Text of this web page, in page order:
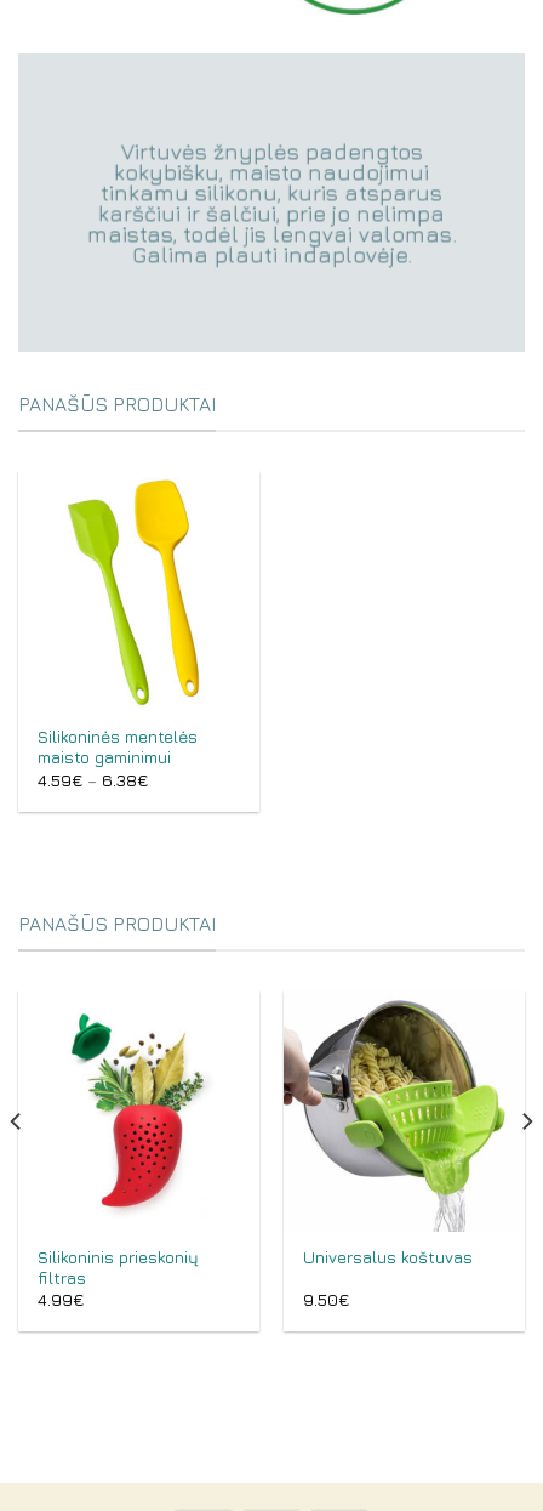
Virtuvės žnyplės padengtos
kokybišku, maisto naudojimui
tinkamu silikonu, kuris atsparus
karščiui ir šalčiui, prie jo nelimpa
maistas, todėl jis lengvai valomas.
Galima plauti indaplovėje.
PANAŠŪS PRODUKTAI
Silikoninės mentelės
maisto gaminimui
4.59€ – 6.38€
PANAŠŪS PRODUKTAI
Silikoninis prieskonių
filtras
4.99€
Universalus koštuvas
9.50€